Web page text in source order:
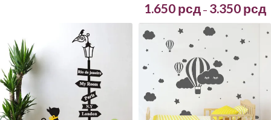
1.650 рсд – 3.350 рсд